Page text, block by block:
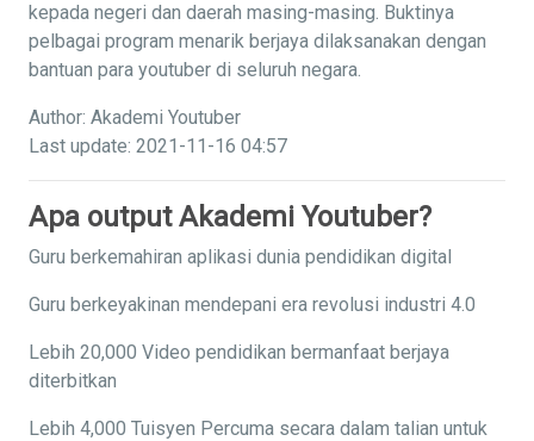
kepada negeri dan daerah masing-masing. Buktinya
pelbagai program menarik berjaya dilaksanakan dengan
bantuan para youtuber di seluruh negara.
Author: Akademi Youtuber
Last update: 2021-11-16 04:57
Apa output Akademi Youtuber?
Guru berkemahiran aplikasi dunia pendidikan digital
Guru berkeyakinan mendepani era revolusi industri 4.0
Lebih 20,000 Video pendidikan bermanfaat berjaya
diterbitkan
Lebih 4,000 Tuisyen Percuma secara dalam talian untuk